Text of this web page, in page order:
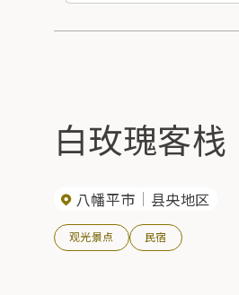
白玫瑰客栈
八幡平市 县央地区
观光景点 民宿